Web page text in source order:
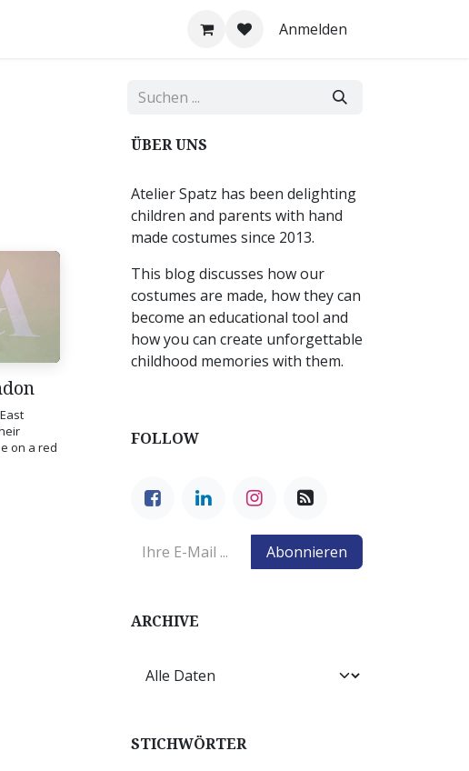
Anmelden
on a red
ÜBER UNS
Atelier Spatz has been delighting
children and parents with hand
made costumes since 2013.
This blog discusses how our
costumes are made, how they can
become an educational tool and
how you can create unforgettable
childhood memories with them.
FOLLOW
Abonnieren
ARCHIVE
STICHWÖRTER